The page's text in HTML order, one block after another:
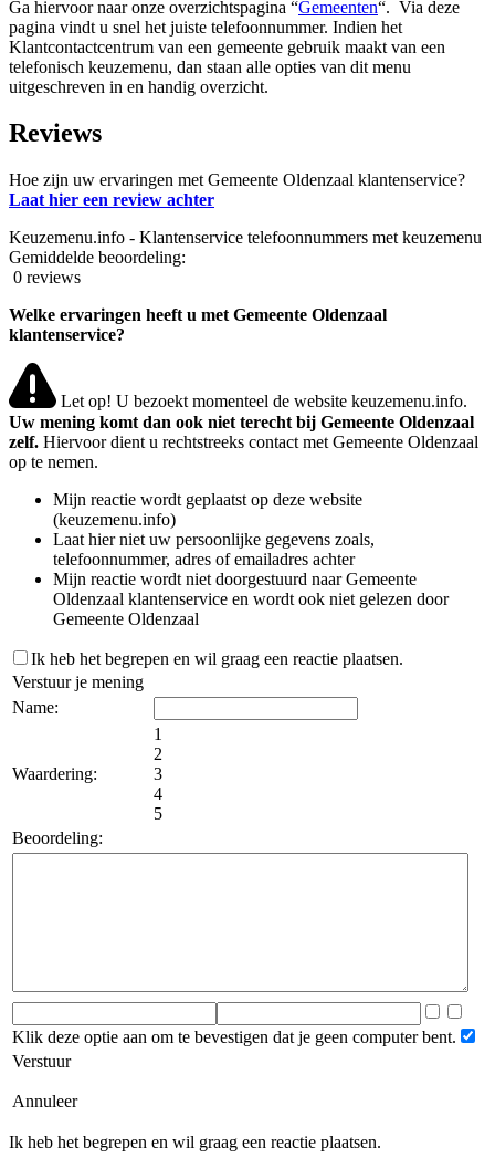
Ga hiervoor naar onze overzichtspagina “Gemeenten“. Via deze
pagina vindt u snel het juiste telefoonnummer. Indien het
Klantcontactcentrum van een gemeente gebruik maakt van een
telefonisch keuzemenu, dan staan alle opties van dit menu
uitgeschreven in en handig overzicht.
Reviews
Hoe zijn uw ervaringen met Gemeente Oldenzaal klantenservice?
Laat hier een review achter
Keuzemenu.info - Klantenservice telefoonnummers met keuzemenu
Gemiddelde beoordeling:
0 reviews
Welke ervaringen heeft u met Gemeente Oldenzaal
klantenservice?
Let op! U bezoekt momenteel de website keuzemenu.info.
Uw mening komt dan ook niet terecht bij Gemeente Oldenzaal
zelf. Hiervoor dient u rechtstreeks contact met Gemeente Oldenzaal
op te nemen.
Mijn reactie wordt geplaatst op deze website
(keuzemenu.info)
Laat hier niet uw persoonlijke gegevens zoals,
telefoonnummer, adres of emailadres achter
Mijn reactie wordt niet doorgestuurd naar Gemeente
Oldenzaal klantenservice en wordt ook niet gelezen door
Gemeente Oldenzaal
Ik heb het begrepen en wil graag een reactie plaatsen.
Verstuur je mening
Name:
Waardering:
1
2
3
4
5
Beoordeling:
Klik deze optie aan om te bevestigen dat je geen computer bent.
Verstuur
Annuleer
Ik heb het begrepen en wil graag een reactie plaatsen.